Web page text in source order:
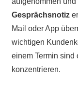
Gesprächsnotiz
Mail oder App
wichtigen
einem Termin sind
konzentrieren.